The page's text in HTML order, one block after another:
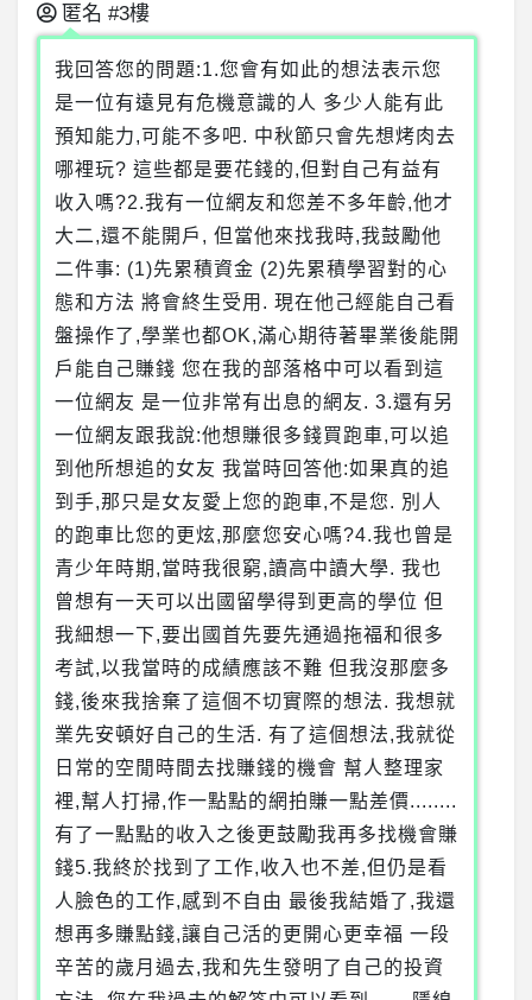
匿名 #3樓
我回答您的問題:1.您會有如此的想法表示您
是一位有遠見有危機意識的人 多少人能有此
預知能力,可能不多吧. 中秋節只會先想烤肉去
哪裡玩? 這些都是要花錢的,但對自己有益有
收入嗎?2.我有一位網友和您差不多年齡,他才
大二,還不能開戶, 但當他來找我時,我鼓勵他
二件事: (1)先累積資金 (2)先累積學習對的心
態和方法 將會終生受用. 現在他己經能自己看
盤操作了,學業也都OK,滿心期待著畢業後能開
戶能自己賺錢 您在我的部落格中可以看到這
一位網友 是一位非常有出息的網友. 3.還有另
一位網友跟我說:他想賺很多錢買跑車,可以追
到他所想追的女友 我當時回答他:如果真的追
到手,那只是女友愛上您的跑車,不是您. 別人
的跑車比您的更炫,那麼您安心嗎?4.我也曾是
青少年時期,當時我很窮,讀高中讀大學. 我也
曾想有一天可以出國留學得到更高的學位 但
我細想一下,要出國首先要先通過拖福和很多
考試,以我當時的成績應該不難 但我沒那麼多
錢,後來我捨棄了這個不切實際的想法. 我想就
業先安頓好自己的生活. 有了這個想法,我就從
日常的空閒時間去找賺錢的機會 幫人整理家
裡,幫人打掃,作一點點的網拍賺一點差價........
有了一點點的收入之後更鼓勵我再多找機會賺
錢5.我終於找到了工作,收入也不差,但仍是看
人臉色的工作,感到不自由 最後我結婚了,我還
想再多賺點錢,讓自己活的更開心更幸福 一段
辛苦的歲月過去,我和先生發明了自己的投資